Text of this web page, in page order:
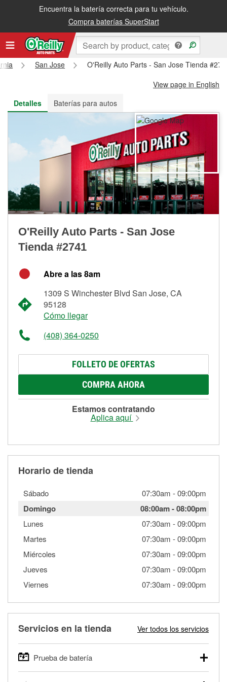
Encuentra la batería correcta para tu vehículo.
Compra baterías SuperStart
Recibe tu orden gratis al día siguiente o recógela en la tienda
San Jose
O'Reilly Auto Parts - San Jose Tienda
View page in English
Detalles
Baterías para autos
O'Reilly Auto Parts - San Jose
Tienda #2741
Abre a las 8am
1309 S Winchester Blvd San Jose, CA
95128
Cómo llegar
(408) 364-0250
FOLLETO DE OFERTAS
COMPRA AHORA
Estamos contratando
Aplica aquí
Horario de tienda
Sábado 07:30am -09:00pm
Domingo 08:00am-08:00pm
Lunes 07:30am -09:00pm
Martes
07:30am -09:00pm
Miércoles
07:30am -09:00pm
Jueves
07:30am -09:00pm
Viernes
07:30am -09:00pm
Servicios en la tienda Ver todos los servicios
Prueba de batería